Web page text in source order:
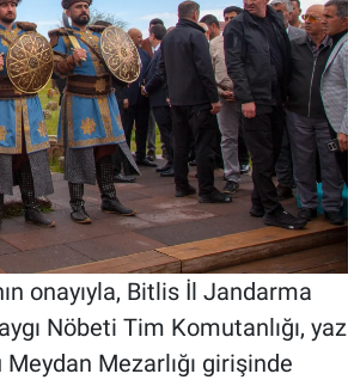
onayıyla, Bitlis İl Jandarma
Nöbeti Tim Komutanlığı, yaz
Mezarlığı girişinde